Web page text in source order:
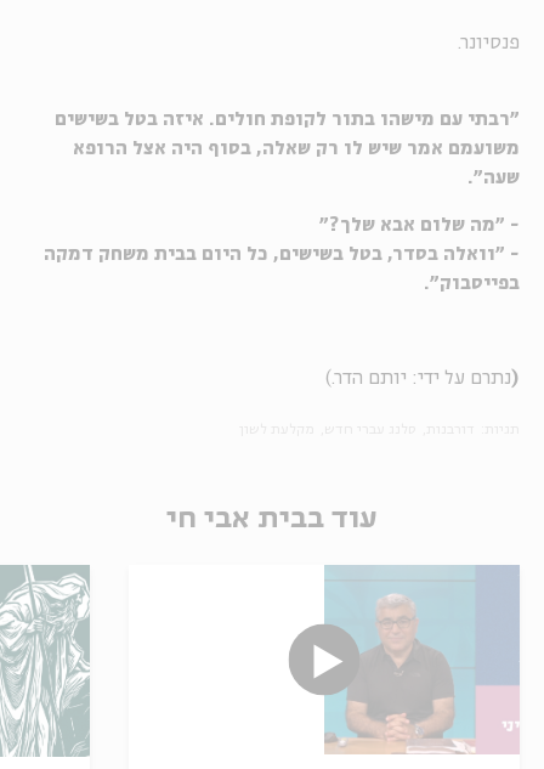
פנסיונר.
"רבתי עם מישהו בתור לקופת חולים. איזה בטל בשישים
משועמם אמר שיש לו רק שאלה, בסוף היה אצל הרופא
שעה".
- "מה שלום אבא שלך?"
- "וואלה בסדר, בטל בשישים, כל היום בבית משחק דמקה
בפייסבוק".
( נתרם על ידי: יותם הדר.)
עוד בבית אבי חי